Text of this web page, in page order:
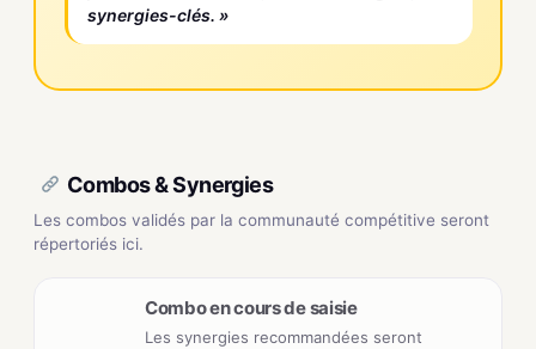
synergies-clés. »
Combos & Synergies
Les combos validés par la communauté compétitive seront
répertoriés ici.
Combo en cours de saisie
Les synergies recommandées seront